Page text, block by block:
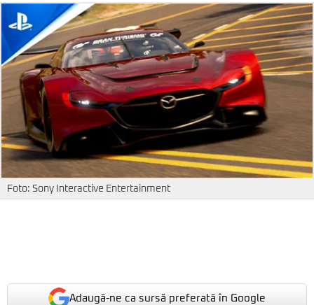
Foto: Sony Interactive Entertainment
Adaugă-ne ca sursă preferată în Google